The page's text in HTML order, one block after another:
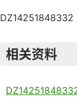
DZ14251848332
相关资料